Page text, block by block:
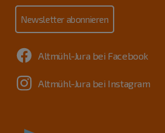
Newsletter abonnieren
Altmühl-Jura bei Facebook
Altmühl-Jura bei Instagram